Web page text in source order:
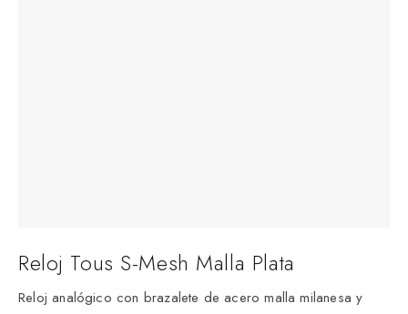
Reloj Tous S-Mesh Malla Plata
Reloj analógico con brazalete de acero malla milanesa y